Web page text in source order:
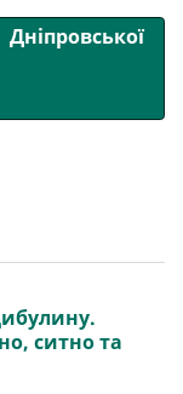
Дніпровської
ситно та